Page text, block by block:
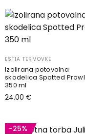
ESTIA TERMOVKE
Izolirana potovalna
skodelica Spotted Prowl
350 ml
24.00 €
-25%